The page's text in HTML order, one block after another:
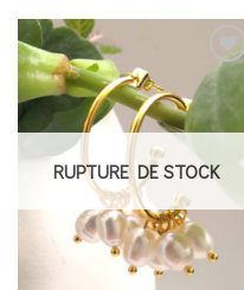
Ajouter
liste de
souhaits
RUPTURE DE STOCK